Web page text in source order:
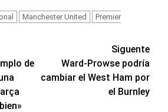
Manchester United
Premier
de
Siguente
Ward-Prowse podría
cambiar el West Ham por
el Burnley